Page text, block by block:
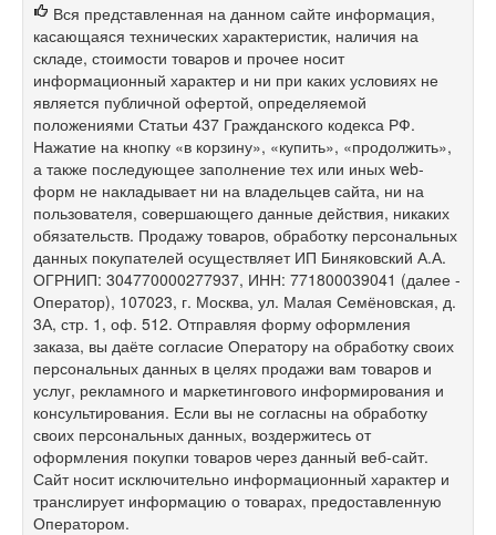
Вся представленная на данном сайте информация,
касающаяся технических характеристик, наличия на
складе, стоимости товаров и прочее носит
информационный характер и ни при каких условиях не
является публичной офертой, определяемой
положениями Статьи 437 Гражданского кодекса РФ.
Нажатие на кнопку «в корзину», «купить», «продолжить»,
а также последующее заполнение тех или иных web-
форм не накладывает ни на владельцев сайта, ни на
пользователя, совершающего данные действия, никаких
обязательств. Продажу товаров, обработку персональных
данных покупателей осуществляет ИП Биняковский А.А.
ОГРНИП: 304770000277937, ИНН: 771800039041 (далее -
Оператор), 107023, г. Москва, ул. Малая Семёновская, д.
3А, стр. 1, оф. 512. Отправляя форму оформления
заказа, вы даёте согласие Оператору на обработку своих
персональных данных в целях продажи вам товаров и
услуг, рекламного и маркетингового информирования и
консультирования. Если вы не согласны на обработку
своих персональных данных, воздержитесь от
оформления покупки товаров через данный веб-сайт.
Сайт носит исключительно информационный характер и
транслирует информацию о товарах, предоставленную
Оператором.